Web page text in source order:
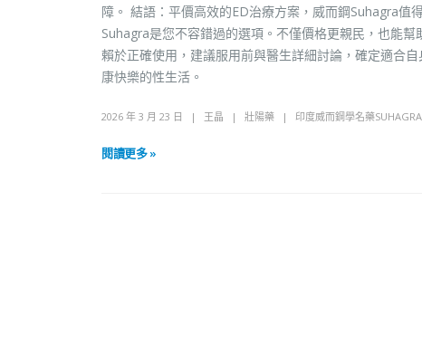
障。 結語：平價高效的ED治療方案，威而鋼Suhagra值
Suhagra是您不容錯過的選項。不僅價格更親民，也能
賴於正確使用，建議服用前與醫生詳細討論，確定適合
康快樂的性生活。
2026 年 3 月 23 日 王晶 壯陽藥 印度威而鋼學名藥SUHAGRA
閱讀更多 »